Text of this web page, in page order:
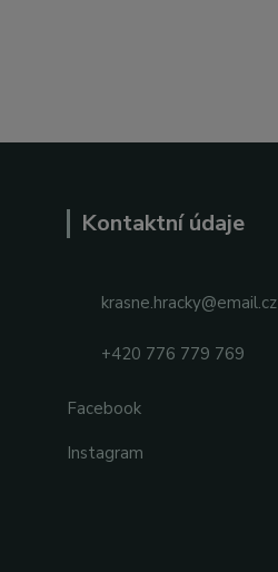
Kontaktní údaje
krasne.hracky@email.cz
+420 776 779 769
Facebook
Instagram